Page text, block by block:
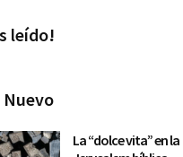
leído!
Nuevo
La “dolce vita” en la